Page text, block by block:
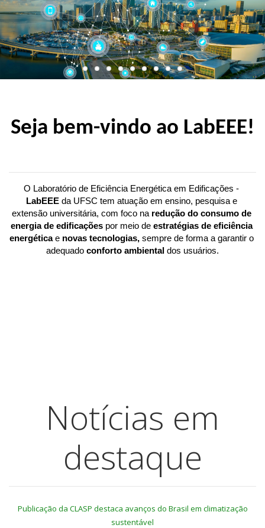
Seja bem-vindo ao LabEEE!
LabEEE da UFSC tem atuação em ensino, pesquisa e
extensão universitária, com foco na redução do consumo de
energia de edificações por meio de estratégias de eficiência
energética e novas tecnologias, sempre de forma a garantir o
adequado conforto ambiental dos usuários.
Notícias em
destaque
Publicação da CLASP destaca avanços do Brasil em climatização
sustentável